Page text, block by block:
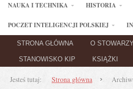
NAUKA I TECHNIKA HISTORIA
POCZET INTELIGENCJI POLSKIEJ
STRONA GŁÓWNA O
STANOWISKO KIP KSIĄŻKI
Jesteś tutaj: Strona główna